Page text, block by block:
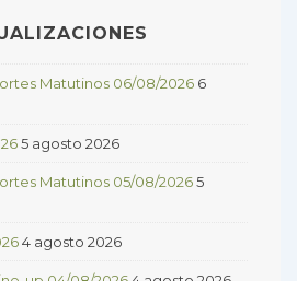
Matutinos 06/08/2026 6
5 agosto 2026
Matutinos 05/08/20265
4 agosto 2026